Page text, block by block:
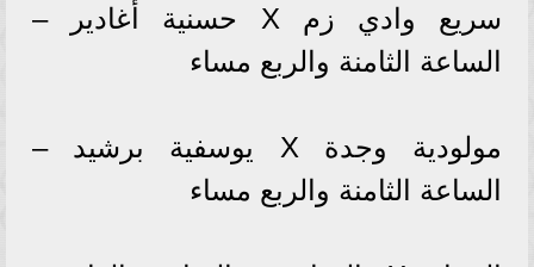
سريع وادي زم X حسنية أغادير –
الساعة الثامنة والربع مساء
مولودية وجدة X يوسفية برشيد –
الساعة الثامنة والربع مساء